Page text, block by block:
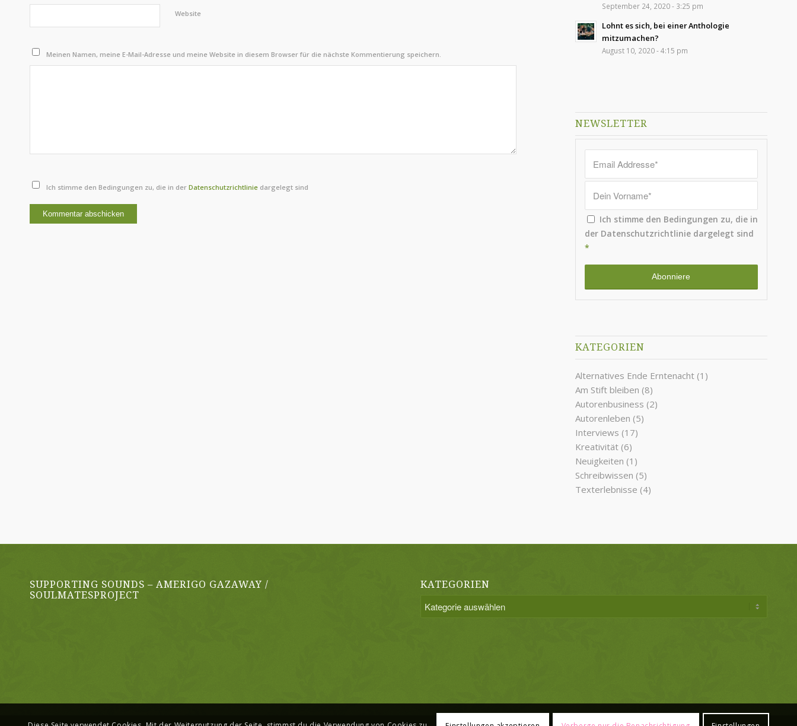
Website
Meinen Namen, meine E-Mail-Adresse und meine Website in diesem Browser für die nächste Kommentierung speichern.
Ich stimme den Bedingungen zu, die in der Datenschutzrichtliniedargelegt sind
September 24, 2020 - 3:25 pm
Lohnt es sich, bei einer Anthologie
mitzumachen?
August 10, 2020 - 4:15 pm
NEWSLETTER
Ich stimme den Bedingungen zu, die in
der Datenschutzrichtliniedargelegt sind
*
KATEGORIEN
Alternatives Ende Erntenacht(1)
Am Stift bleiben (8)
Autorenbusiness (2)
Autorenleben (5)
Interviews (17)
Kreativität(6)
Neuigkeiten (1)
Schreibwissen (5)
Texterlebnisse (4)
SUPPORTING SOUNDS – AMERIGO GAZAWAY /
SOULMATESPROJECT
KATEGORIEN
Kategorien